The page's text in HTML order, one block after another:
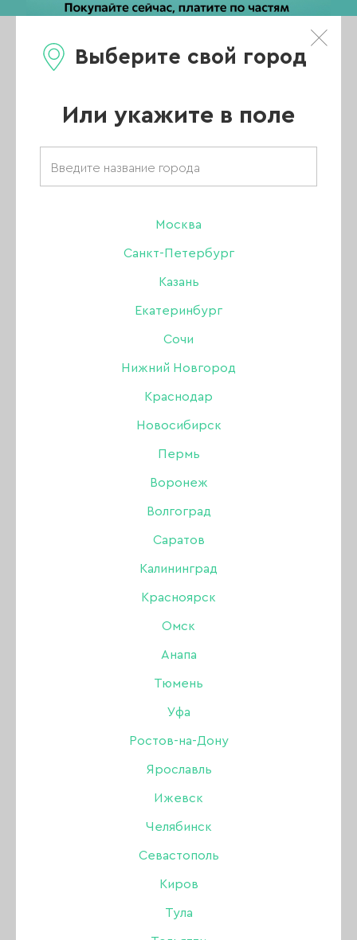
Выберите свой город
Или укажите в поле
Москва
Санкт-Петербург
Казань
Екатеринбург
Сочи
Нижний Новгород
Краснодар
Новосибирск
Пермь
Воронеж
Волгоград
Саратов
Калининград
Красноярск
Омск
Анапа
Тюмень
Уфа
Ростов-на-Дону
Ярославль
Ижевск
Челябинск
Севастополь
Киров
Тула
Каталог
Главная/
Каталог/
Акригель, полигель/
Serebro акригель/
Акригель Serebro Acryl
Gel 09 с шиммером, 15
В наличии в интернет-магазине